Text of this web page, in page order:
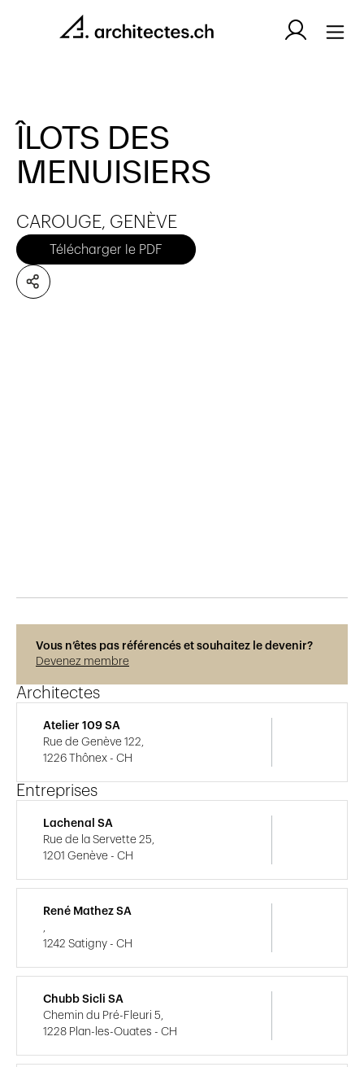
ÎLOTS DES
MENUISIERS
CAROUGE, GENÈVE
Télécharger le PDF
Vous n’êtes pas référencés et souhaitez le devenir?
Devenez membre
Architectes
Atelier 109 SA
Rue de Genève 122,
1226 Thônex - CH
Entreprises
Lachenal SA
Rue de la Servette 25,
1201 Genève - CH
René Mathez SA
1242 Satigny - CH
Chubb Sicli SA
Chemin du Pré-Fleuri 5,
1228 Plan-les-Ouates - CH